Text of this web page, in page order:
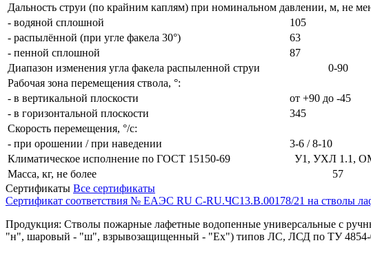
Дальность струи (по крайним каплям) при номинальном давлении, м, не
- водяной сплошной
105
- распылённой (при угле факела 30°)
63
- пенной сплошной
87
Диапазон изменения угла факела распыленной струи
0-90
Рабочая зона перемещения ствола, °:
- в вертикальной плоскости
от +90 до -45
- в горизонтальной плоскости
345
Скорость перемещения, °/с:
- при орошении / при наведении
3-6 / 8-10
Климатическое исполнение по ГОСТ 15150-69
У1, УХЛ 1.1,
Масса, кг, не более
57
Сертификаты Все сертификаты
Сертификат соответствия № ЕАЭС RU C-RU.ЧС13.В.00178/21 на стволы
Продукция: Стволы пожарные лафетные водопенные универсальные с
"н", шаровый - "ш", взрывозащищенный - "Ех") типов ЛС, ЛСД по ТУ 4854-